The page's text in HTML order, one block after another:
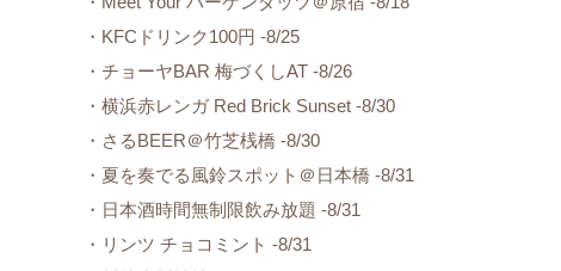
・KFCドリンク100円 -8/25
・チョーヤBAR 梅づくしAT -8/26
・横浜赤レンガ Red Brick Sunset -8/30
・さるBEER＠竹芝桟橋 -8/30
・夏を奏でる風鈴スポット＠日本橋 -8/31
・日本酒時間無制限飲み放題 -8/31
・リンツ チョコミント -8/31